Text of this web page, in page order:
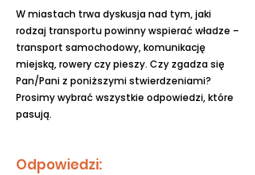
W miastach trwa dyskusja nad tym, jaki
rodzaj transportu powinny wspierać władze –
transport samochodowy, komunikację
miejską, rowery czy pieszy. Czy zgadza się
Pan/Pani z poniższymi stwierdzeniami?
Prosimy wybrać wszystkie odpowiedzi, które
pasują.
Odpowiedzi: